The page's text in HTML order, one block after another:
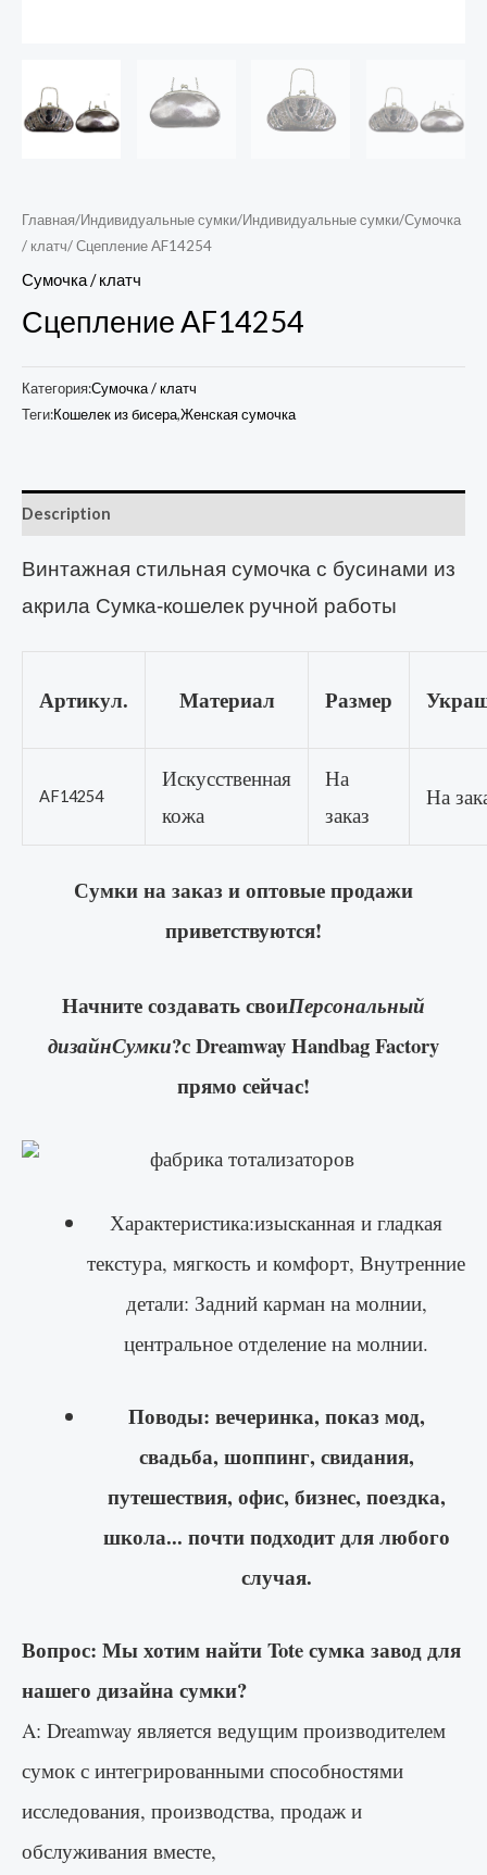
Главная/Индивидуальные сумки/Индивидуальные сумки/Сумочка
/ клатч/ Сцепление AF14254
Сумочка / клатч
Сцепление AF14254
Категория:Сумочка / клатч
Теги:Кошелек из бисера,Женская сумочка
Description
Винтажная стильная сумочка с бусинами из
акрила Сумка-кошелек ручной работы
Артикул. Материал Размер
AF14254
Искусственная
кожа
На
заказ
На
Сумки на заказ и оптовые продажи
приветствуются!
Начните создавать своиПерсональный
дизайнСумки?с Dreamway Handbag Factory
прямо сейчас!
Характеристика:изысканная и гладкая
текстура, мягкость и комфорт, Внутренние
детали: Задний карман на молнии,
центральное отделение на молнии.
Поводы: вечеринка, показ мод,
свадьба, шоппинг, свидания,
путешествия, офис, бизнес, поездка,
школа... почти подходит для любого
случая.
Вопрос: Мы хотим найти Tote сумка завод для
нашего дизайна сумки?
A: Dreamway является ведущим производителем
сумок с интегрированными способностями
исследования, производства, продаж и
обслуживания вместе,